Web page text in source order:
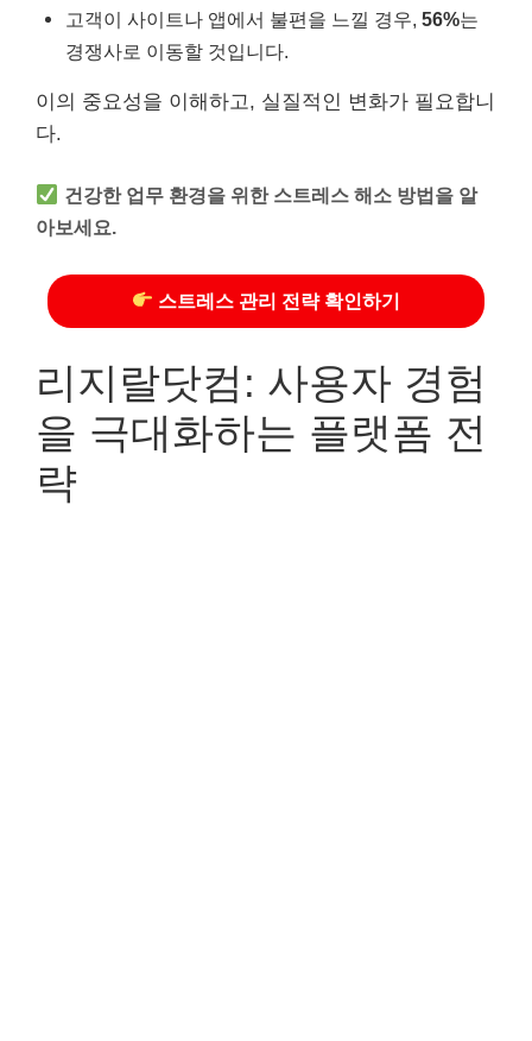
고객이 사이트나 앱에서 불편을 느낄 경우, 56%는
경쟁사로 이동할 것입니다.
이의 중요성을 이해하고, 실질적인 변화가 필요합니
다.
건강한 업무 환경을 위한 스트레스 해소 방법을 알
아보세요.
스트레스 관리 전략 확인하기
리지랄닷컴: 사용자 경험
을 극대화하는 플랫폼 전
략